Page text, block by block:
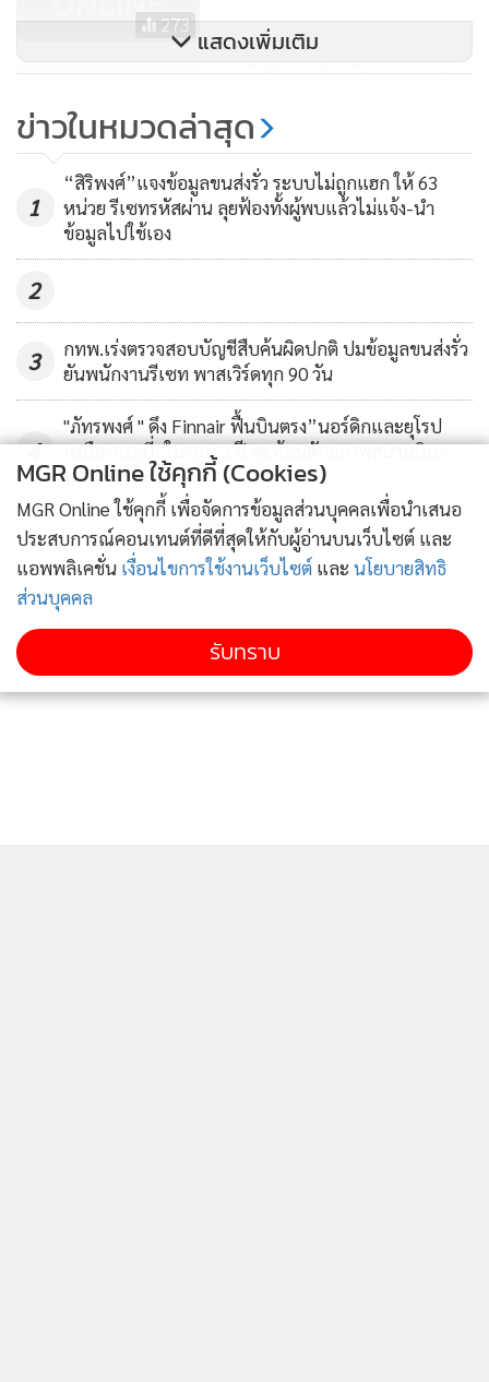
เกิดความเสียหายแก่รัฐ (คตส.) ได้เข้าสอบสวนกรณีดังกล่าว โดย
เมื่อวันที่ 20 พ.ย.2549 นายสัก กอแสงเรือง โฆษก คตส. พร้อม
ด้วย นายวิโรจน์ เลาหะพันธุ์ ประธานคณะอนุกรรมการตรวจ
สอบกรณีการซื้อขายหุ้นบริษัท ชิน คอร์ปอเรชั่น จำกัด (มหาชน)
ร่วมกันแถลงข่าวระบุว่า
นายบรรณพจน์ ได้รับสารภาพกับศาลรัฐธรรมนูญว่าตนเองไม่ได้
เป็นคนจ่ายเงินซื้อหุ้น เท่ากับเป็นการรับหุ้นโดยเสน่หา แต่ก็
ถือว่าเป็นเงินได้เป็นทรัพย์สินหรือประโยชน์อื่นที่ได้รับตาม
ประมวลรัษฎากร มาตรา 39 โดยนายบรรณพจน์ต้องเสียภาษี
ระหว่างเดือนพฤศจิกายน 2540 ถึงมีนาคม 2541 แต่ตามแบบ
แสดงการเสียภาษี ภ.ง.ด.90 เมื่อวันที่ 30 มีนาคม 2541 กลับไม่
พบว่าได้เสียภาษี ซึ่ง นายบรรณพจน์ ได้สอบถามไปยังกรม
สรรพากร กรมสรรพากรก็ตอบว่าเป็นเงินที่ได้รับการยกเว้นเนื่อง
ในโอกาสขนบธรรมเนียมประเพณี
กระนั้นจากการตรวจสอบพบว่านายบรรณพจน์ซื้อหุ้นเมื่อวันที่ 7
พ.ย.2540 แต่แต่งงานเมื่อวันที่ 12 ม.ค.2539 มีลูกคนแรกวันที่ 4
ธ.ค.2539 การให้หุ้นเมื่อวันที่ 7 พ.ย.2540 จึงไม่เข้าโอกาส
273
38
คตส.รับมือ “แม้ว-เมีย” ดอดพบนา
แสดงเพิ่มเติม
ข่าวในหมวดล่าสุด
1
“สิริพงศ์”แจงข้อมูลขนส่งรั่ว ระบบไม่ถูกแฮก ให้ 63
หน่วย รีเซทรหัสผ่าน ลุยฟ้องทั้งผู้พบแล้วไม่แจ้ง-นำ
ข้อมูลไปใช้เอง
2
3
กทพ.เร่งตรวจสอบบัญชีสืบค้นผิดปกติ ปมข้อมูลขนส่งรั่ว
ยันพนักงานรีเซท พาสเวิร์ดทุก 90 วัน
4
"ภัทรพงศ์ " ดึง Finnair ฟื้นบินตรง”นอร์ดิกและยุโรป
เหนือ-กระบี่”ในรอบ 3 ปี สะท้อนศักยภาพสนามบิน-
ท่องเที่ยวไทย
ข่าวอื่นในหมวด
MGR Online ใช้คุกกี้ (Cookies)
MGR Online ใช้คุกกี้ เพื่อจัดการข้อมูลส่วนบุคคลเพื่อนำเสนอ
ประสบการณ์คอนเทนต์ที่ดีที่สุดให้กับผู้อ่านบนเว็บไซต์ และ
แอพพลิเคชั่น เงื่อนไขการใช้งานเว็บไซต์ และ นโยบายสิทธิ
ส่วนบุคคล
รับทราบ